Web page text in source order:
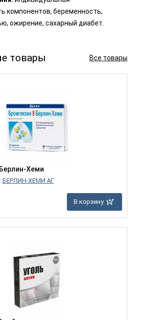
компонентов, беременность,
ожирение, сахарный диабет.
товары Все товары
Хеми
БЕРЛИН-ХЕМИ АГ
В корзину